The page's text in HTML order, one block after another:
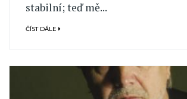
stabilní; teď mě...
ČÍST DÁLE